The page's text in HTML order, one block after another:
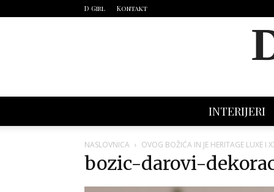
D Girl Kontakt
INTERIJERI
NASLOVNICA OVOG BOŽIĆA IN JE HERITAGE LUXE I
bozic-darovi-